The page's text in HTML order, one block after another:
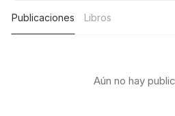
Publicaciones Libros
Aún no hay